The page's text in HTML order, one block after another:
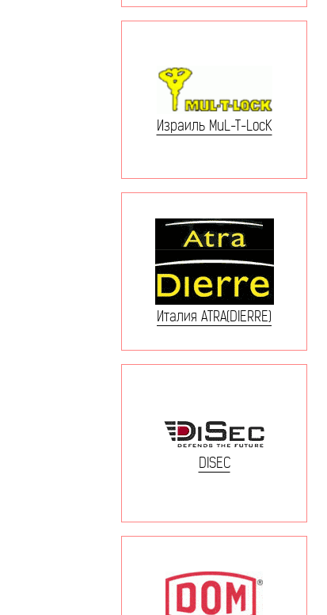
Израиль MuL-T-LocK
Италия ATRA(DIERRE)
DISEC